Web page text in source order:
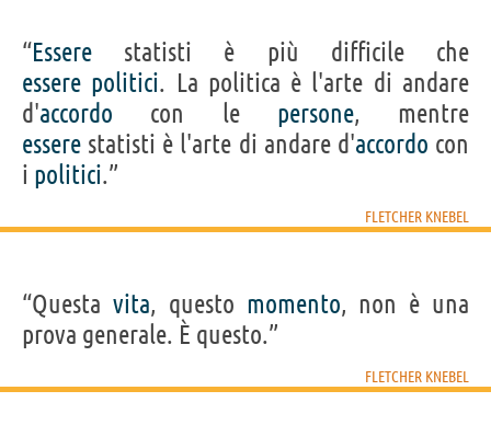
“Essere statisti è più difficile che
essere politici. La politica è l'arte di andare
d'accordo con le persone, mentre
essere statisti è l'arte di andare d'accordo con
i politici.”
FLETCHER KNEBEL
“Questa vita, questo momento, non è una
prova generale. È questo.”
FLETCHER KNEBEL